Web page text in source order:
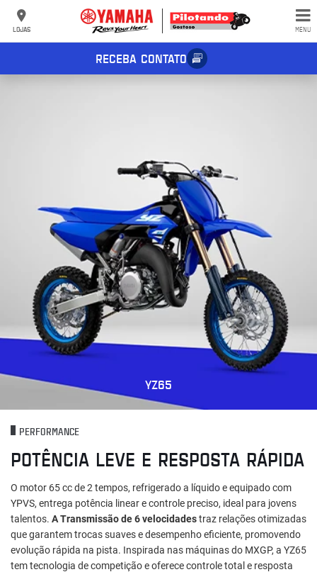
LOJAS MENU
RECEBA CONTATO
YZ65
PERFORMANCE
POTÊNCIA LEVE E RESPOSTA RÁPIDA
O motor 65 cc de 2 tempos, refrigerado a líquido e equipado com
YPVS, entrega potência linear e controle preciso, ideal para jovens
talentos. A Transmissão de 6 velocidadestraz relações otimizadas
que garantem trocas suaves e desempenho eficiente, promovendo
evolução rápida na pista. Inspirada nas máquinas do MXGP, a YZ65
tem tecnologia de competição e oferece controle total e resposta